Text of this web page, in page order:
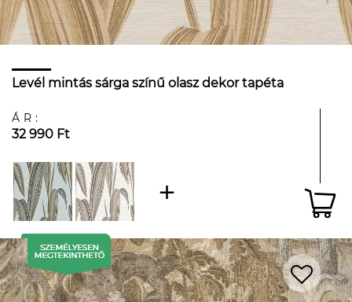
Levél mintás sárga színű olasz dekor tapéta
ÁR:
32 990 Ft